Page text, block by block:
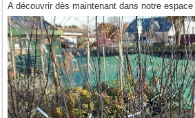
A découvrir dès maintenant dans notre espace